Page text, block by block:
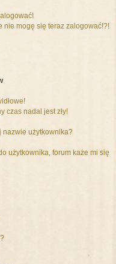
nie mogę się teraz zalogować!?!
czas nadal jest zły!
nazwie użytkownika?
użytkownika, forum każe mi się